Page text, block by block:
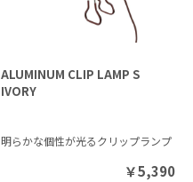
ALUMINUM CLIP LAMP S
IVORY
明らかな個性が光るクリップランプ
￥5,390